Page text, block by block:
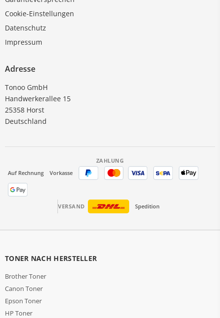
Cookie-Einstellungen
Datenschutz
Impressum
Adresse
Tonoo GmbH
Handwerkerallee 15
25358 Horst
Deutschland
ZAHLUNG
Auf Rechnung
Vorkasse
VERSAND Spedition
TONER NACH HERSTELLER
Brother Toner
Canon Toner
Epson Toner
HP Toner